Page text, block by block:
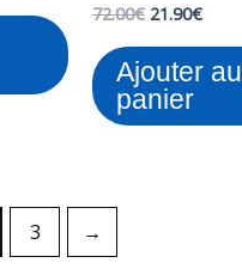
72.00€ 21.90€
Ajouter au
panier
3 →